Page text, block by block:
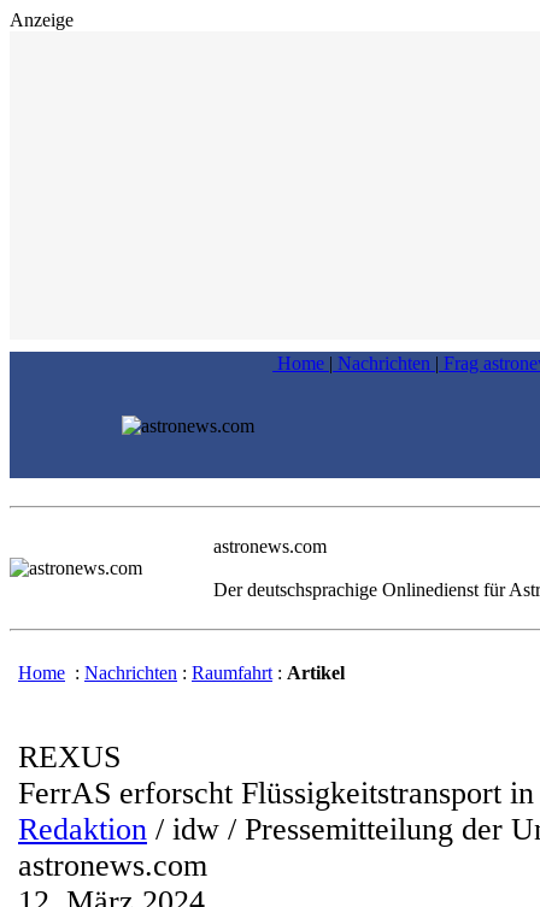
Anzeige
Home | Nachrichten | Frag
astronews.com
Der deutschsprachige Onlinedienst für
Home : Nachrichten : Raumfahrt : Artikel
REXUS
FerrAS erforscht Flüssigkeitstransport
Redaktion / idw / Pressemitteilung der
astronews.com